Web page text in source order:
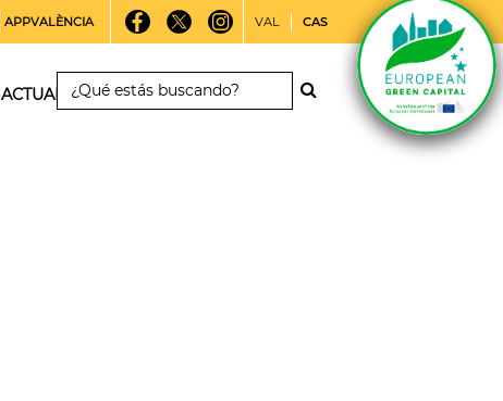
APPVALÈNCIA VAL CAS
ACTUALIDAD